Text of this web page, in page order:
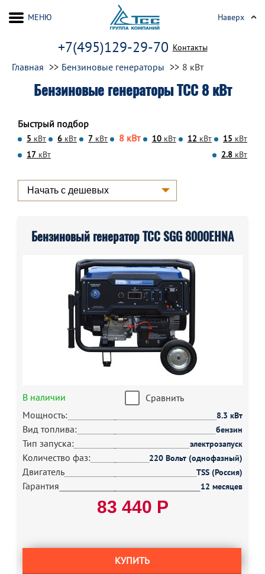
+7(495)129-29-70 Контакты
МЕНЮ Наверх
Главная Бензиновые генераторы 8 кВт
Бензиновые генераторы ТСС 8 кВт
Быстрый подбор
5 кВт 6 кВт 7 кВт 8 кВт 10 кВт 12 кВт 15 кВт
17 кВт 2.8 кВт
Бензиновый генератор ТСС SGG 8000EHNA
В наличии
Сравнить
Мощность:
8.3 кВт
Вид топлива: бензин
Тип запуска: электрозапуск
Количество фаз: 220 Вольт (однофазный)
Двигатель TSS (Россия)
Гарантия 12 месяцев
83 440 Р
КУПИТЬ